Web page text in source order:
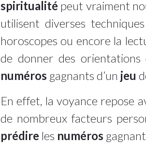
spiritualité peut vraiment
utilisent diverses
horoscopes ou encore la
de donner des orientations
numéros gagnants d’un jeu
En effet, la voyance repose
de nombreux facteurs
prédire les numéros